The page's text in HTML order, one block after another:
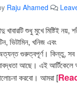
Raju Ahamed
শুধু মুখে মিষ্টিই নয়,
ভিটামিন, খনিজ এবং
অত্যন্ত গুরুত্বপূর্ণ। কিন্তু, সব
আছে। এই আর্টিকেলে
আলোচনা করবো। আমরা [